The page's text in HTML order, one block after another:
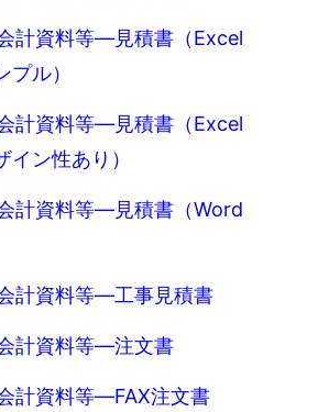
計資料等―見積書（Excel
プル）
計資料等―見積書（Excel
イン性あり）
計資料等―見積書（Word
計資料等―工事見積書
計資料等―注文書
計資料等―FAX注文書